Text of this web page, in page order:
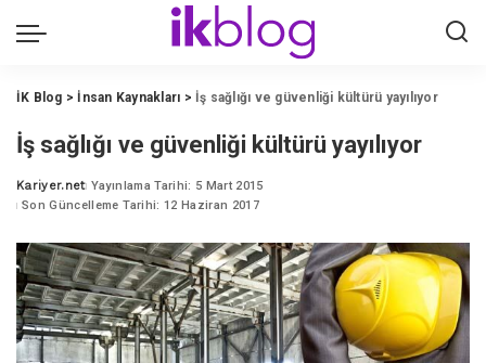
İK Blog > İnsan Kaynakları > İş sağlığı ve güvenliği kültürü yayılıyor
İş sağlığı ve güvenliği kültürü yayılıyor
Posted
by
Kariyer.net Yayınlama Tarihi: 5 Mart 2015
Son Güncelleme Tarihi: 12 Haziran 2017